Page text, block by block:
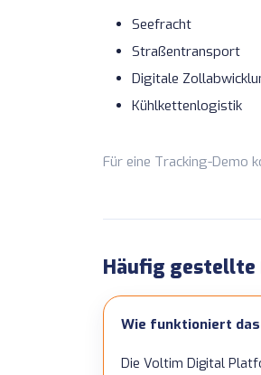
Seefracht
Straßentransport
Digitale
Kühlkettenlogistik
Für eine Tracking-Demo
Häufig gestellte
Wie funktioniert
Die Voltim Digital